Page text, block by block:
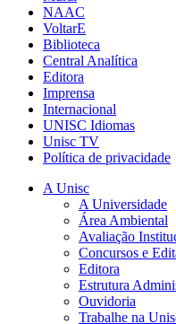
NAAC
VoltarE
Biblioteca
Central Analítica
Editora
Imprensa
Internacional
UNISC Idiomas
Unisc TV
Política de privacidade
A Unisc
A Universidade
Área Ambiental
Avaliação
Concursos e
Editora
Estrutura
Ouvidoria
Trabalhe na